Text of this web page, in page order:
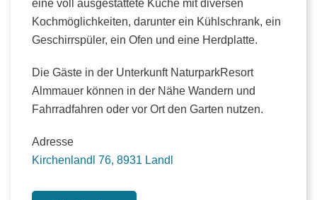
eine voll ausgestattete Küche mit diversen
Kochmöglichkeiten, darunter ein Kühlschrank, ein
Geschirrspüler, ein Ofen und eine Herdplatte.
Die Gäste in der Unterkunft NaturparkResort
Almmauer können in der Nähe Wandern und
Fahrradfahren oder vor Ort den Garten nutzen.
Adresse
Kirchenlandl 76, 8931 Landl